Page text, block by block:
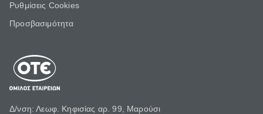
Ρυθμίσεις Cookies
Προσβασιμότητα
Δ/νση: Λεωφ. Κηφισίας αρ. 99, Μαρούσι